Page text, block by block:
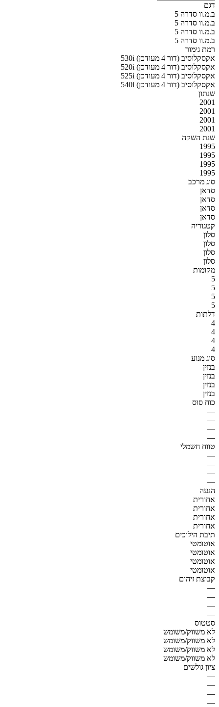
דגם
ב.מ.וו סדרה 5
ב.מ.וו סדרה 5
ב.מ.וו סדרה 5
ב.מ.וו סדרה 5
רמת גימור
530i אקסקלוסיב (דור 4 מעודכן)
520i אקסקלוסיב (דור 4 מעודכן)
525i אקסקלוסיב (דור 4 מעודכן)
540i אקסקלוסיב (דור 4 מעודכן)
שנתון
2001
2001
2001
2001
שנת השקה
1995
1995
1995
1995
סוג מרכב
סדאן
סדאן
סדאן
סדאן
קטגוריה
סלון
סלון
סלון
סלון
מקומות
5
5
5
5
דלתות
4
4
4
4
סוג מנוע
בנזין
בנזין
בנזין
בנזין
כוח סוס
—
—
—
—
טווח חשמלי
—
—
—
—
הנעה
אחורית
אחורית
אחורית
אחורית
תיבת הילוכים
אוטומטי
אוטומטי
אוטומטי
אוטומטי
קבוצת זיהום
—
—
—
—
סטטוס
לא משווק/משומש
לא משווק/משומש
לא משווק/משומש
לא משווק/משומש
ציון גולשים
—
—
—
—